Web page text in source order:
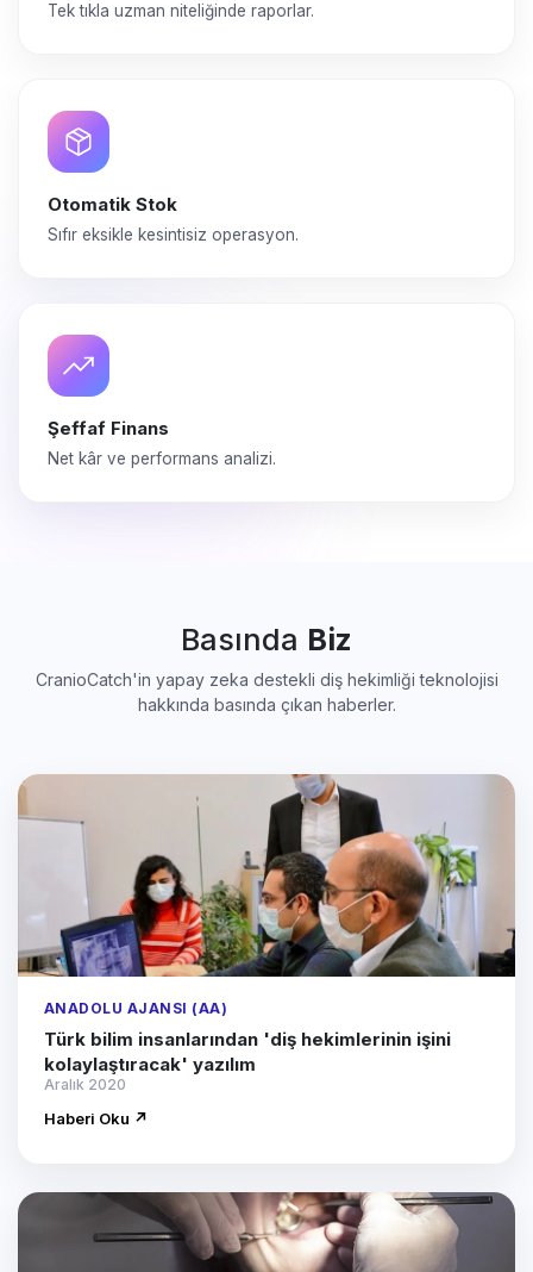
Tek tıkla uzman niteliğinde raporlar.
Otomatik Stok
Sıfır eksikle kesintisiz operasyon.
Şeffaf Finans
Net kâr ve performans analizi.
Basında Biz
CranioCatch'in yapay zeka destekli diş hekimliği teknolojisi
hakkında basında çıkan haberler.
ANADOLU AJANSI (AA)
Türk bilim insanlarından 'diş hekimlerinin işini
kolaylaştıracak' yazılım
Aralık 2020
Haberi Oku ↗